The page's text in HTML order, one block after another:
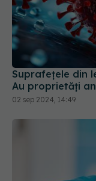
Suprafețele din
Au proprietăți
02 sep 2024, 14:49